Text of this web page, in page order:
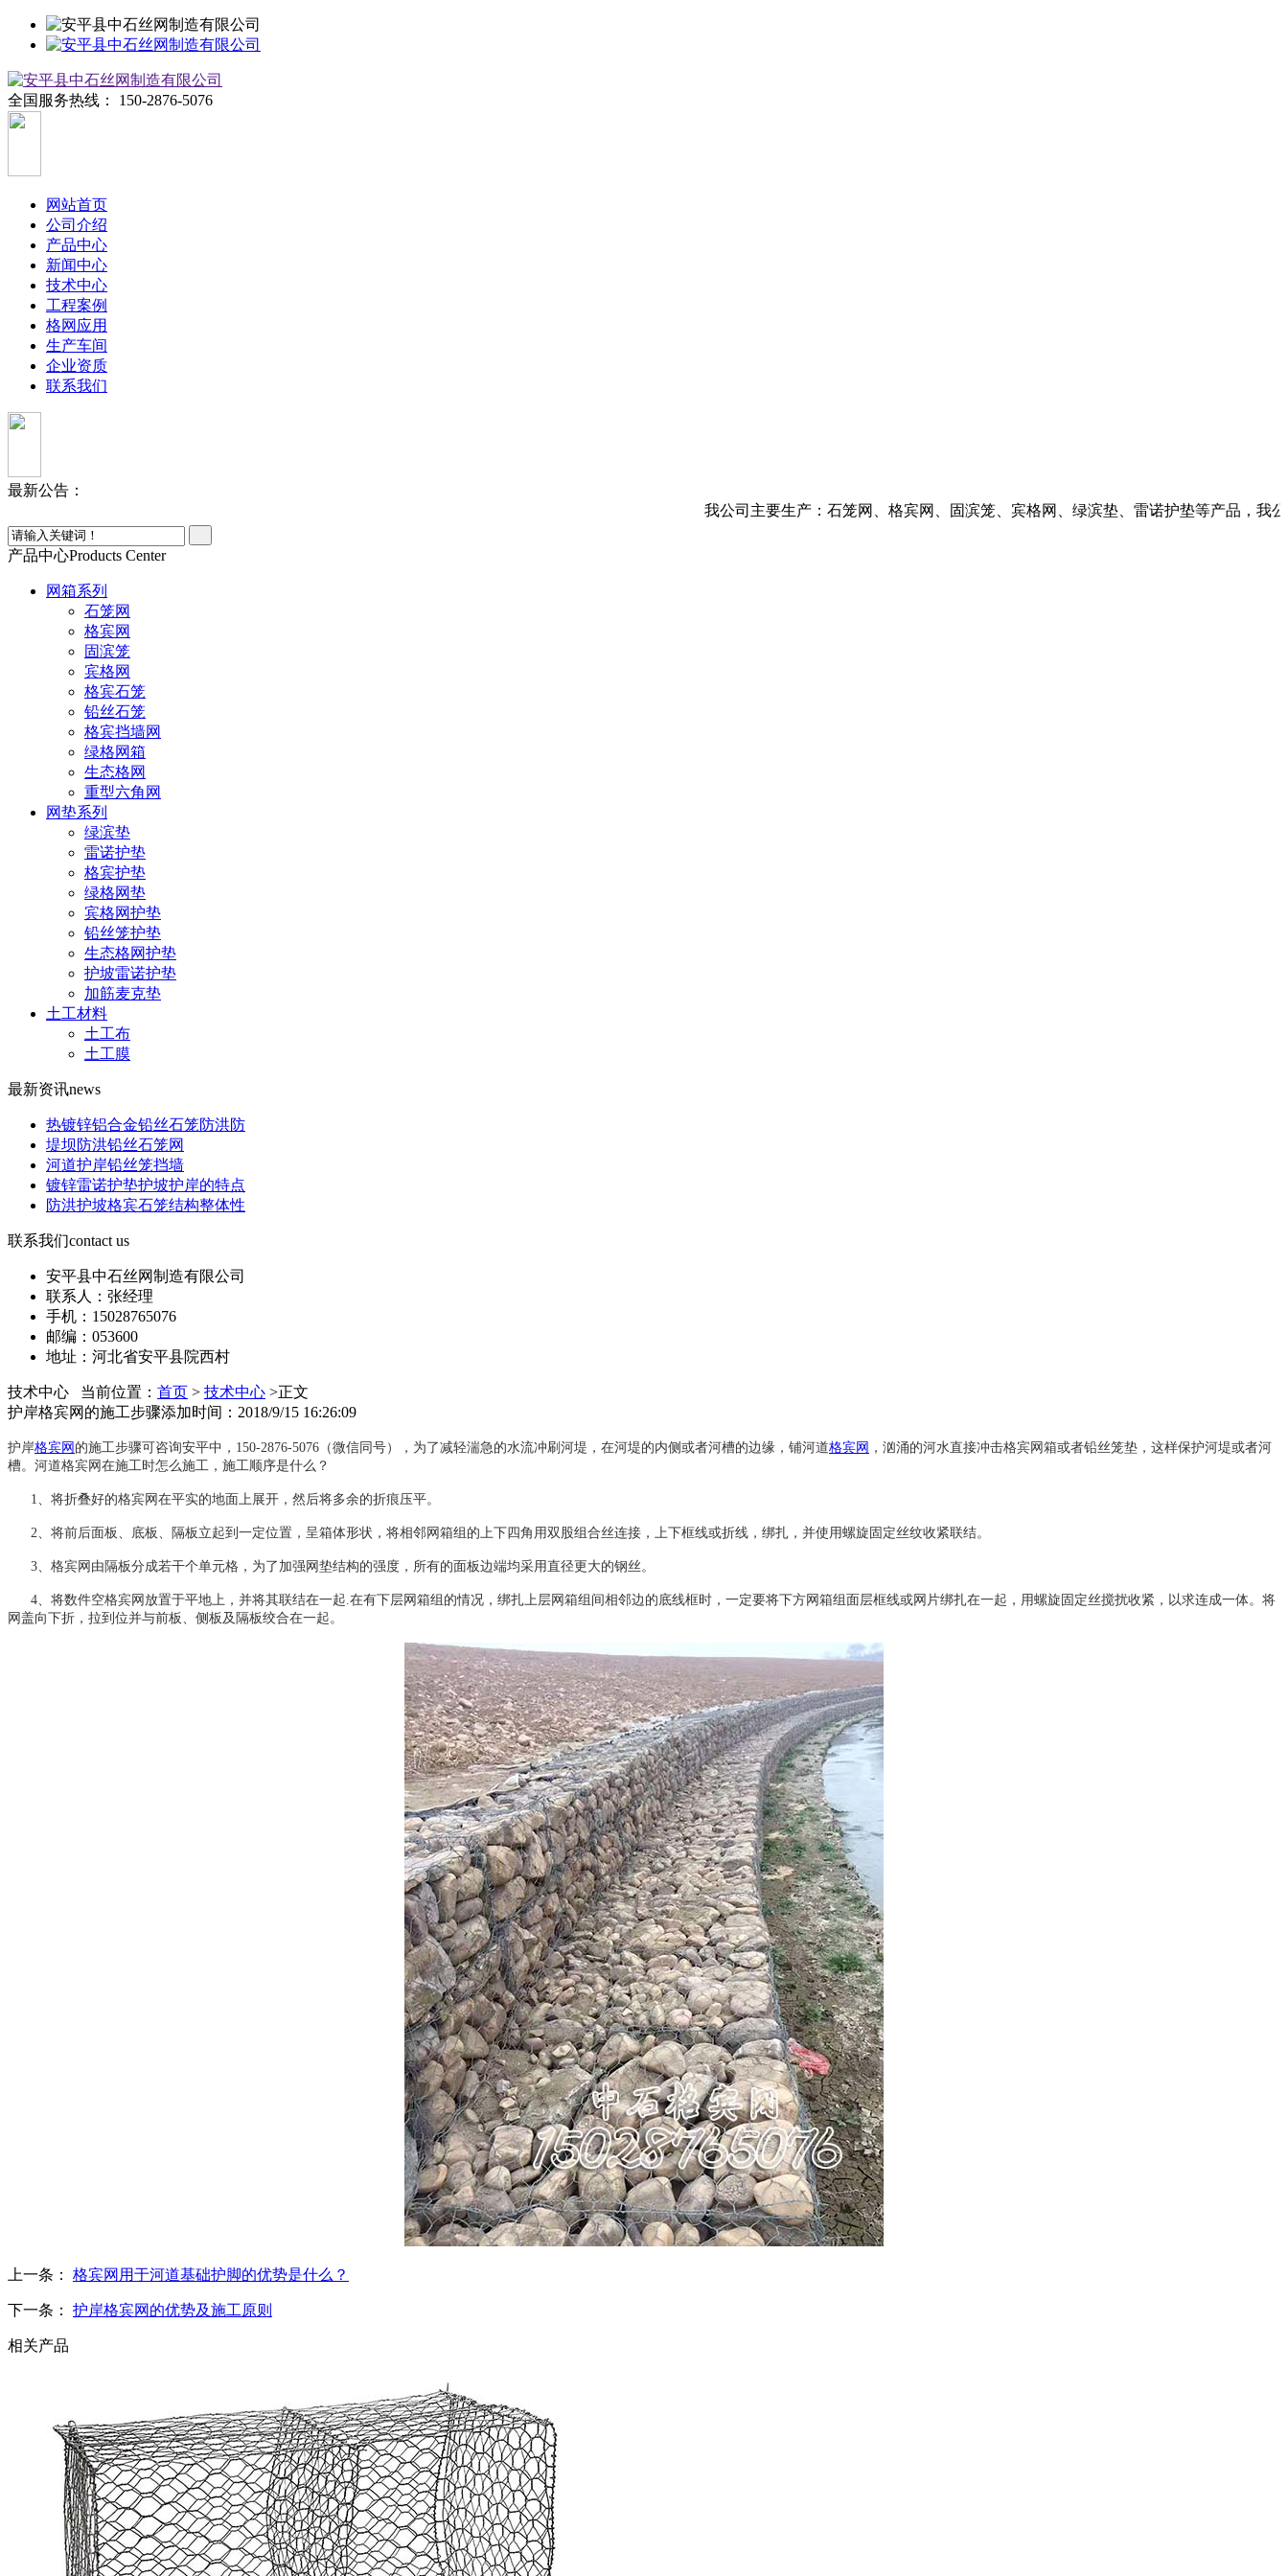
全国服务热线： 150-2876-5076
网站首页
公司介绍
产品中心
新闻中心
技术中心
工程案例
格网应用
生产车间
企业资质
联系我们
最新公告：
我公司主要生产：石笼网、格宾网、固滨笼、宾格网、绿滨垫、雷诺护垫等产品，我公司秉承诚信
产品中心Products Center
网箱系列
石笼网
格宾网
固滨笼
宾格网
格宾石笼
铅丝石笼
格宾挡墙网
绿格网箱
生态格网
重型六角网
网垫系列
绿滨垫
雷诺护垫
格宾护垫
绿格网垫
宾格网护垫
铅丝笼护垫
生态格网护垫
护坡雷诺护垫
加筋麦克垫
土工材料
土工布
土工膜
最新资讯news
热镀锌铝合金铅丝石笼防洪防
堤坝防洪铅丝石笼网
河道护岸铅丝笼挡墙
镀锌雷诺护垫护坡护岸的特点
防洪护坡格宾石笼结构整体性
联系我们contact us
安平县中石丝网制造有限公司
联系人：张经理
手机：15028765076
邮编：053600
地址：河北省安平县院西村
技术中心 当前位置： 首页 > 技术中心 >正文
护岸格宾网的施工步骤添加时间：2018/9/15 16:26:09
护岸格宾网的施工步骤可咨询安平中，150-2876-5076（微信同号）， 为了减轻湍急的水流冲刷河堤，在河堤的内侧或者河槽的边缘，铺河道格宾网 ，汹涌的河水直接冲击格宾网箱或者铅丝笼垫，这样保护河堤或者河
槽。河道格宾网在施工时怎么施工，施工顺序是什么？
1、将折叠好的格宾网在平实的地面上展开，然后将多余的折痕压平。
2、将前后面板、底板、隔板立起到一定位置，呈箱体形状，将相邻网箱组的上下四角用双股组合丝连接，上下框线或折线，绑扎，并使用螺旋固定丝纹收紧联结。
3、格宾网 由隔板分成若干个单元格，为了加强网垫结构的强度，所有的面板边端均采用直径更大的钢丝。
4、将数件空格宾网 放置于平地上，并将其联结在一起.在有下层网箱组的情况，绑扎上层网箱组间相邻边的底线框时，一定要将下方网箱组面层框线或网片绑扎在一起，用螺旋固定丝搅扰收紧，以求连成一体。将
网盖向下折，拉到位并与前板、侧板及隔板绞合在一起。
上一条： 格宾网用于河道基础护脚的优势是什么？
下一条： 护岸格宾网的优势及施工原则
相关产品